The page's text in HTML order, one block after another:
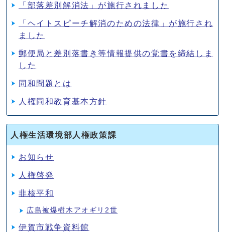
「部落差別解消法」が施行されました
「ヘイトスピーチ解消のための法律」が施行され
ました
郵便局と差別落書き等情報提供の覚書を締結しま
した
同和問題とは
人権同和教育基本方針
人権生活環境部人権政策課
お知らせ
人権啓発
非核平和
広島被爆樹木アオギリ2世
伊賀市戦争資料館